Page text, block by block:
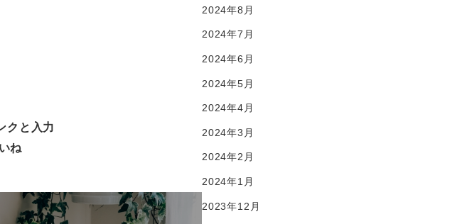
クと入力
ね
2024年8月
2024年7月
2024年6月
2024年5月
2024年4月
2024年3月
2024年2月
2024年1月
2023年12月